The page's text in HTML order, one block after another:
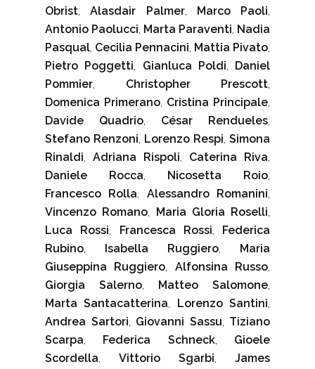
Obrist,Alasdair Palmer, Marco Paoli,
Antonio Paolucci, Marta Paraventi, Nadia
Pasqual, Cecilia Pennacini, Mattia Pivato,
Pietro Poggetti, Gianluca Poldi, Daniel
Pommier, Christopher Prescott,
Domenica Primerano, Cristina Principale,
Davide Quadrio, César Rendueles,
Stefano Renzoni, Lorenzo Respi, Simona
Rinaldi, Adriana Rispoli, Caterina Riva,
Daniele Rocca, Nicosetta Roio,
Francesco Rolla, Alessandro Romanini,
Vincenzo Romano, Maria Gloria Roselli,
Luca Rossi, Francesca Rossi, Federica
Rubino, Isabella Ruggiero, Maria
Giuseppina Ruggiero, Alfonsina Russo,
Giorgia Salerno, Matteo Salomone,
Marta Santacatterina, Lorenzo Santini,
Andrea Sartori, Giovanni Sassu, Tiziano
Scarpa, Federica Schneck, Gioele
Scordella, Vittorio Sgarbi, James